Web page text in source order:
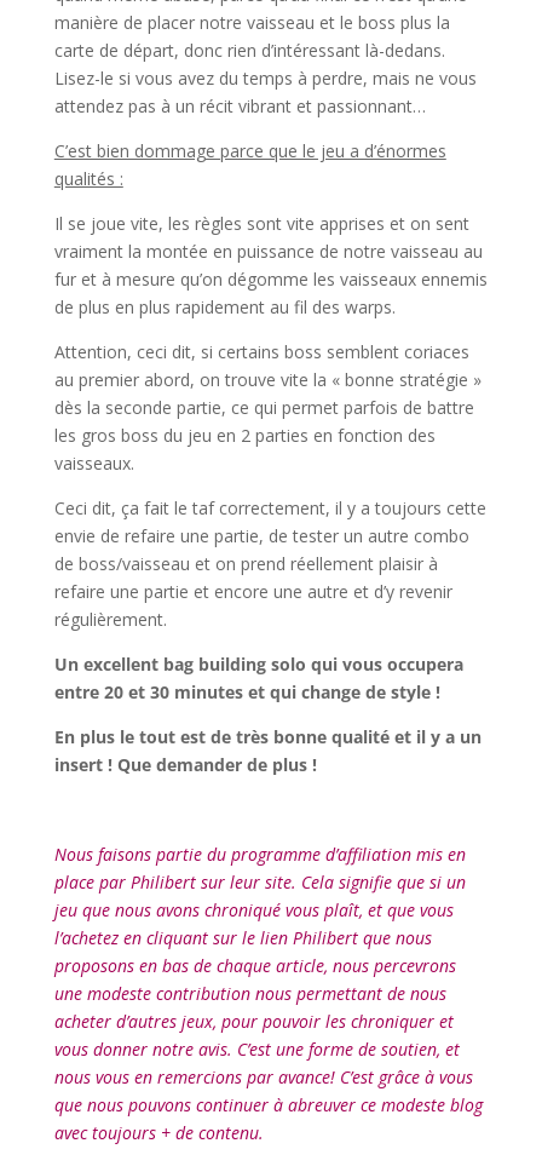
manière de placer notre vaisseau et le boss plus la
carte de départ, donc rien d’intéressant là-dedans.
Lisez-le si vous avez du temps à perdre, mais ne vous
attendez pas à un récit vibrant et passionnant…
C’est bien dommage parce que le jeu a d’énormes
qualités :
Il se joue vite, les règles sont vite apprises et on sent
vraiment la montée en puissance de notre vaisseau au
fur et à mesure qu’on dégomme les vaisseaux ennemis
de plus en plus rapidement au fil des warps.
Attention, ceci dit, si certains boss semblent coriaces
au premier abord, on trouve vite la « bonne stratégie »
dès la seconde partie, ce qui permet parfois de battre
les gros boss du jeu en 2 parties en fonction des
vaisseaux.
Ceci dit, ça fait le taf correctement, il y a toujours cette
envie de refaire une partie, de tester un autre combo
de boss/vaisseau et on prend réellement plaisir à
refaire une partie et encore une autre et d’y revenir
régulièrement.
Un excellent bag building solo qui vous occupera
entre 20 et 30 minutes et qui change de style !
En plus le tout est de très bonne qualité et il y a un
insert ! Que demander de plus !
Nous faisons partie du programme d’affiliation mis en
place par Philibert sur leur site. Cela signifie que si un
jeu que nous avons chroniqué vous plaît, et que vous
l’achetez en cliquant sur le lien Philibert que nous
proposons en bas de chaque article, nous percevrons
une modeste contribution nous permettant de nous
acheter d’autres jeux, pour pouvoir les chroniquer et
vous donner notre avis. C’est une forme de soutien, et
nous vous en remercions par avance! C’est grâce à vous
que nous pouvons continuer à abreuver ce modeste blog
avec toujours + de contenu.